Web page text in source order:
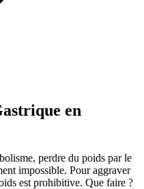
en
perdre du poids par le
impossible. Pour aggraver
est prohibitive. Que faire ?